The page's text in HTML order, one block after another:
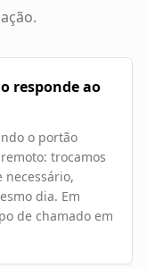
responde ao
o portão
trocamos
necessário,
dia. Em
de chamado em